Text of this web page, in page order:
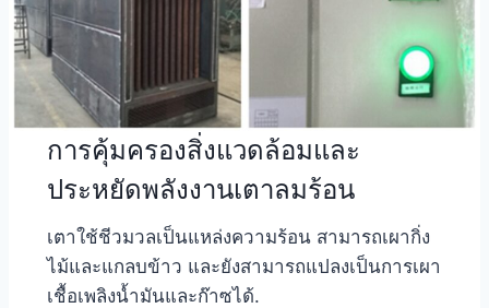
การคุ้มครองสิ่งแวดล้อมและ
ประหยัดพลังงานเตาลมร้อน
เตาใช้ชีวมวลเป็นแหล่งความร้อน สามารถเผากิ่ง
ไม้และแกลบข้าว และยังสามารถแปลงเป็นการเผา
เชื้อเพลิงน้ำมันและก๊าซได้.